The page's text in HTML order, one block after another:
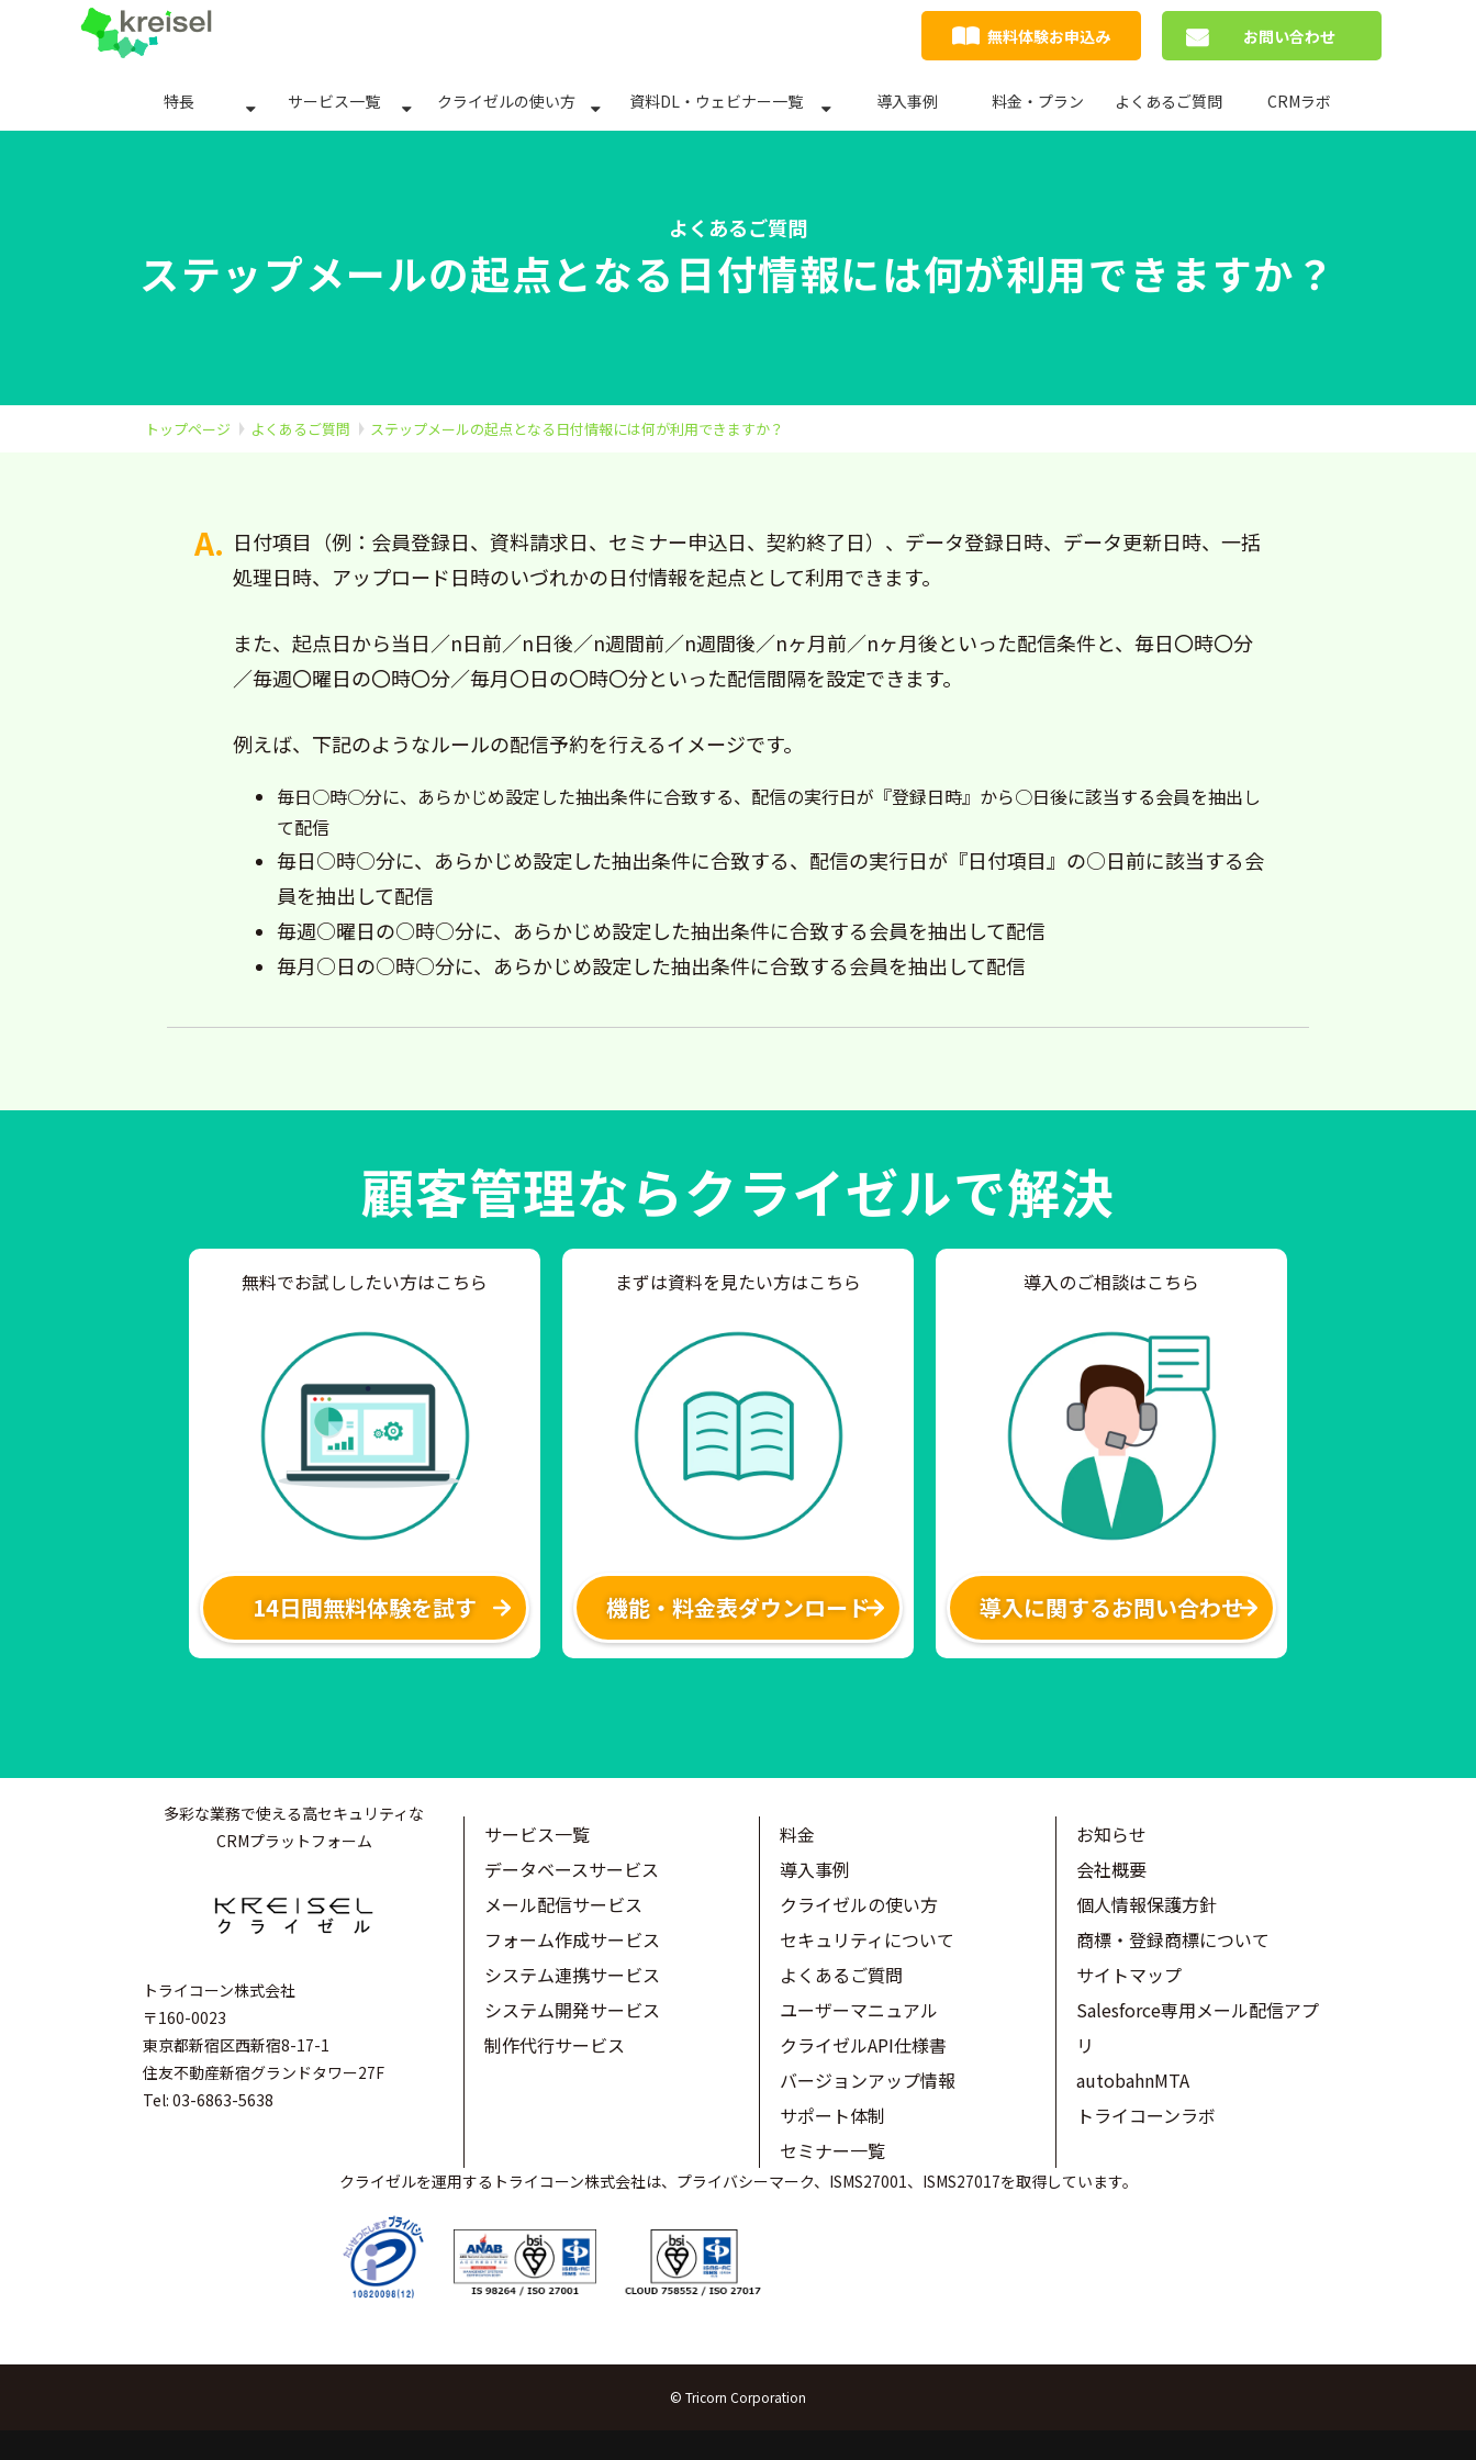
無料体験お申込み お問い合わせ
特長 サービス一覧 クライゼルの使い方 資料DL・ウェビナー一覧 導入事例 料金・プラン よくあるご質問 CRMラボ
よくあるご質問
ステップメールの起点となる日付情報には何が利用できますか？
トップページ よくあるご質問 ステップメールの起点となる日付情報には何が利用できますか？
日付項目（例：会員登録日、資料請求日、セミナー申込日、契約終了日）、データ登録日時、データ更新日時、一括
処理日時、アップロード日時のいづれかの日付情報を起点として利用できます。
また、起点日から当日／n日前／n日後／n週間前／n週間後／nヶ月前／nヶ月後といった配信条件と、毎日〇時〇分
／毎週〇曜日の〇時〇分／毎月〇日の〇時〇分といった配信間隔を設定できます。
例えば、下記のようなルールの配信予約を行えるイメージです。
毎日○時○分に、あらかじめ設定した抽出条件に合致する、配信の実行日が『登録日時』から○日後に該当する会員を抽出し
て配信
毎日○時○分に、あらかじめ設定した抽出条件に合致する、配信の実行日が『日付項目』の○日前に該当する会
員を抽出して配信
毎週○曜日の○時○分に、あらかじめ設定した抽出条件に合致する会員を抽出して配信
毎月○日の○時○分に、あらかじめ設定した抽出条件に合致する会員を抽出して配信
顧客管理ならクライゼルで解決
無料でお試ししたい方はこちら
14日間無料体験を試す
まずは資料を見たい方はこちら
機能・料金表ダウンロード
導入のご相談はこちら
導入に関するお問い合わせ
多彩な業務で使える高セキュリティな
CRMプラットフォーム
トライコーン株式会社
〒160-0023
東京都新宿区西新宿8-17-1
住友不動産新宿グランドタワー27F
Tel: 03-6863-5638
サービス一覧
データベースサービス
メール配信サービス
フォーム作成サービス
システム連携サービス
システム開発サービス
制作代行サービス
料金
導入事例
クライゼルの使い方
セキュリティについて
よくあるご質問
ユーザーマニュアル
クライゼルAPI仕様書
バージョンアップ情報
サポート体制
セミナー一覧
お知らせ
会社概要
個人情報保護方針
商標・登録商標について
サイトマップ
Salesforce専用メール配信アプ
リ
autobahnMTA
トライコーンラボ
クライゼルを運用するトライコーン株式会社は、プライバシーマーク、ISMS27001、ISMS27017を取得しています。
© Tricorn Corporation